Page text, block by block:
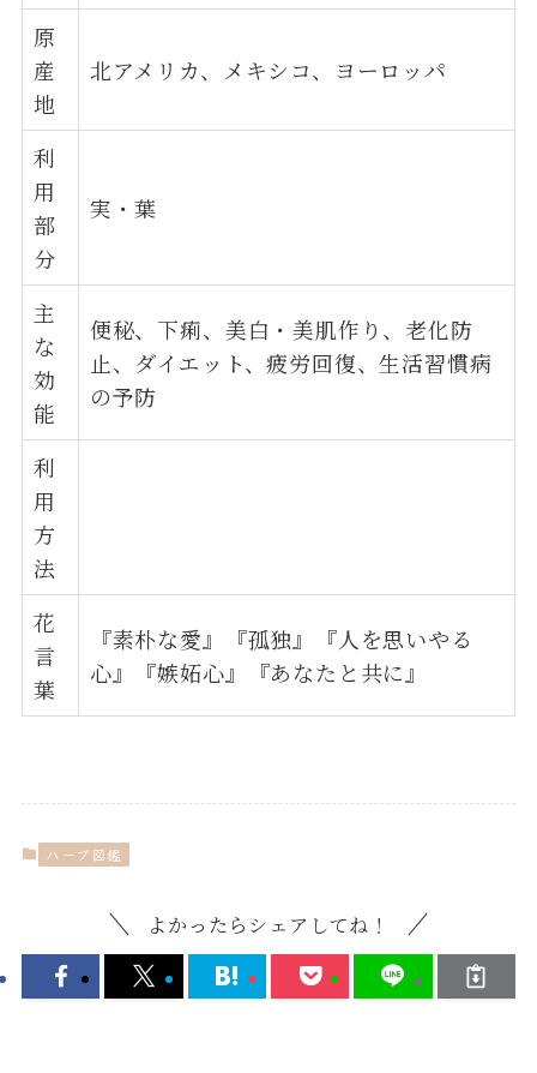
原
産
地
北アメリカ、メキシコ、ヨーロッパ
利
用
部
分
実・葉
主
な
効
能
便秘、下痢、美白・美肌作り、老化防
止、ダイエット、疲労回復、生活習慣病
の予防
利
用
方
法
花
言
葉
『素朴な愛』『孤独』『人を思いやる
心』『嫉妬心』『あなたと共に』
ハーブ図鑑
よかったらシェアしてね！